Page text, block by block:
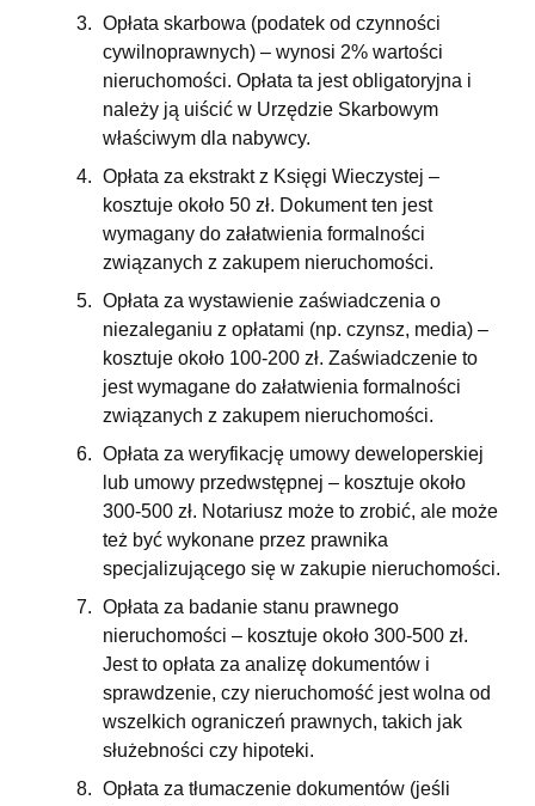
Opłata skarbowa (podatek od czynności
cywilnoprawnych) – wynosi 2% wartości
nieruchomości. Opłata ta jest obligatoryjna i
należy ją uiścić w Urzędzie Skarbowym
właściwym dla nabywcy.
Opłata za ekstrakt z Księgi Wieczystej –
kosztuje około 50 zł. Dokument ten jest
wymagany do załatwienia formalności
związanych z zakupem nieruchomości.
Opłata za wystawienie zaświadczenia o
niezaleganiu z opłatami (np. czynsz, media) –
kosztuje około 100-200 zł. Zaświadczenie to
jest wymagane do załatwienia formalności
związanych z zakupem nieruchomości.
Opłata za weryfikację umowy deweloperskiej
lub umowy przedwstępnej – kosztuje około
300-500 zł. Notariusz może to zrobić, ale może
też być wykonane przez prawnika
specjalizującego się w zakupie nieruchomości.
Opłata za badanie stanu prawnego
nieruchomości – kosztuje około 300-500 zł.
Jest to opłata za analizę dokumentów i
sprawdzenie, czy nieruchomość jest wolna od
wszelkich ograniczeń prawnych, takich jak
służebności czy hipoteki.
Opłata za tłumaczenie dokumentów (jeśli